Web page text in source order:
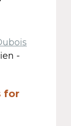
-
for